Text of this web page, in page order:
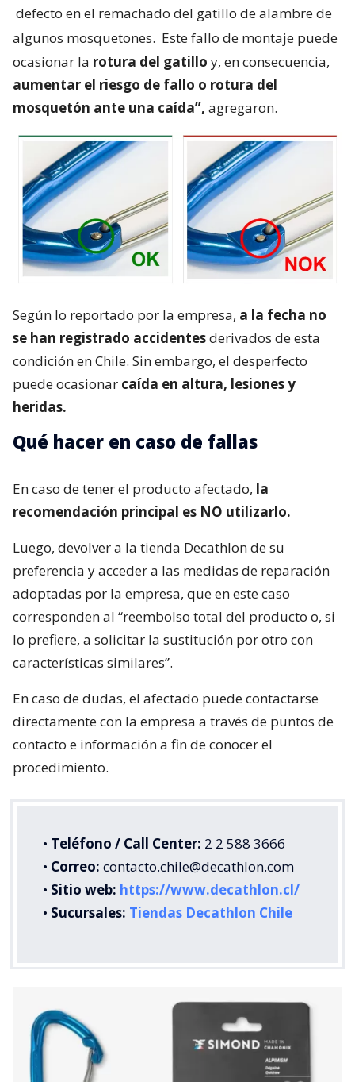
defecto en el remachado del gatillo de alambre de
algunos mosquetones. Este fallo de montaje puede
ocasionar la rotura del gatillo y, en consecuencia,
aumentar el riesgo de fallo o rotura del
mosquetón ante una caída”, agregaron.
Según lo reportado por la empresa, a la fecha no
se han registrado accidentesderivados de esta
condición en Chile. Sin embargo, el desperfecto
puede ocasionar caída en altura, lesiones y
heridas.
Qué hacer en caso de fallas
En caso de tener el producto afectado, la
recomendación principal es NO utilizarlo.
Luego, devolver a la tienda Decathlon de su
preferencia y acceder a las medidas de reparación
adoptadas por la empresa, que en este caso
corresponden al “reembolso total del producto o, si
lo prefiere, a solicitar la sustitución por otro con
características similares”.
En caso de dudas, el afectado puede contactarse
directamente con la empresa a través de puntos de
contacto e información a fin de conocer el
procedimiento.
• Teléfono / Call Center: 2 2 588 3666
• Correo: contacto.chile@decathlon.com
• Sitio web: https://www.decathlon.cl/
• Sucursales: Tiendas Decathlon Chile